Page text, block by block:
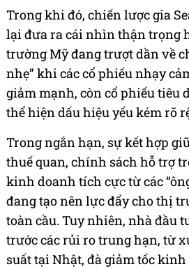
Trong khi đó, chiến lược gia
lại đưa ra cái nhìn thận trọng
trường Mỹ đang trượt dần về
nhẹ” khi các cổ phiếu nhạy
giảm mạnh, còn cổ phiếu tiêu
thể hiện dấu hiệu yếu kém rõ
Trong ngắn hạn, sự kết hợp
thuế quan, chính sách hỗ trợ
kinh doanh tích cực từ các
đang tạo nên lực đẩy cho thị
toàn cầu. Tuy nhiên, nhà đầu
trước các rủi ro trung hạn, từ
suất tại Nhật, đà giảm tốc kinh